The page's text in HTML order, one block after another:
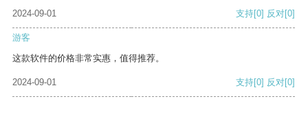
2024-09-01
支持[0] 反对[0]
游客
这款软件的价格非常实惠，值得推荐。
2024-09-01 支持[0] 反对[0]